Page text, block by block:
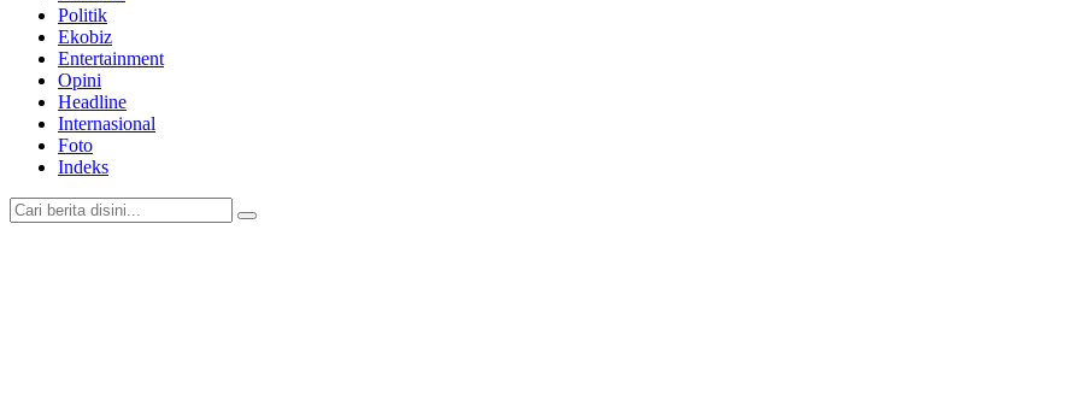
Politik
Ekobiz
Entertainment
Opini
Headline
Internasional
Foto
Indeks